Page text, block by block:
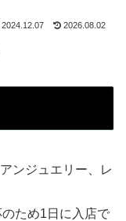
2024.12.07 2026.08.02
ンジュエリー、レ
ため1日に入店で